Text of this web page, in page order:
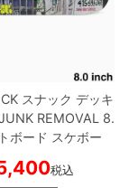
スナック デッキ
REMOVAL 8.
ボード スケボー
税込